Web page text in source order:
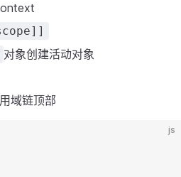
对象创建活动对象
域链顶部
js